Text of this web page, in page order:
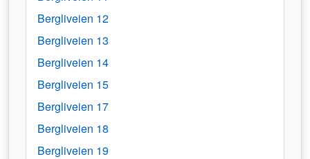
Bergliveien 12
Bergliveien 13
Bergliveien 14
Bergliveien 15
Bergliveien 17
Bergliveien 18
Bergliveien 19